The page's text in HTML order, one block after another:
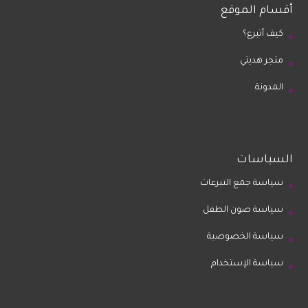
أقسام الموقع
كيف أتبرع؟
متجر هديتي
المدونة
السياسات
سياسة جمع التبرعات
سياسة صون الطفل
سياسة الخصوصية
سياسة الإستخدام